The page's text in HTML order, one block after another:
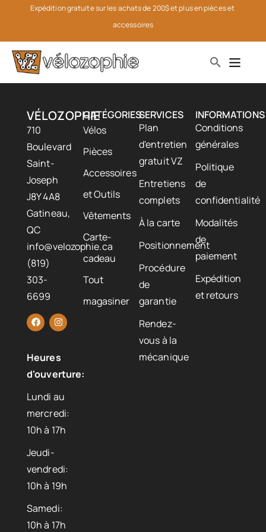
Expédition gratuite sur les achats de 200$ et plus en pièces et
accessoires
VÉLOZOPHIE
710
Boulevard
Saint-
Joseph
J8Y 4A8
Gatineau,
QC
info@velozophie.ca
(819)
303-
6699
Heures
d'ouverture:
Lundi au
mercredi:
10h à 17h
Jeudi-
vendredi:
10h à 19h
Samedi:
10h à 17h
CATÉGORIES
Vélos
Pièces
Accessoires
et Outils
Vêtements
Carte-
cadeau
Tout
magasiner
SERVICES
Plan
d'entretien
gratuit VZ
Entretiens
complets
À la carte
Positionnement
Procédure
de
garantie
Rendez-
vous à la
mécanique
INFORMATIONS
Conditions
générales
Politique
de
confidentialité
Modalités
de
paiement
Expédition
et retours